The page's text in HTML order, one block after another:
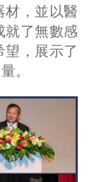
材，並以醫
就了無數感
望，展示了
。